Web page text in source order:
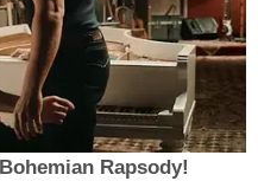
Rapsody!